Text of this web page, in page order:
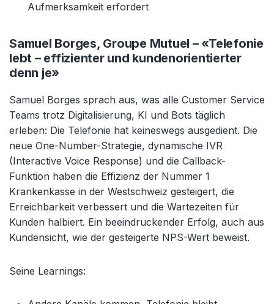
Aufmerksamkeit erfordert
Samuel Borges, Groupe Mutuel – «Telefonie
lebt – effizienter und kundenorientierter
denn je»
Samuel Borges sprach aus, was alle Customer Service
Teams trotz Digitalisierung, KI und Bots täglich
erleben: Die Telefonie hat keineswegs ausgedient. Die
neue One-Number-Strategie, dynamische IVR
(Interactive Voice Response) und die Callback-
Funktion haben die Effizienz der Nummer 1
Krankenkasse in der Westschweiz gesteigert, die
Erreichbarkeit verbessert und die Wartezeiten für
Kunden halbiert. Ein beeindruckender Erfolg, auch aus
Kundensicht, wie der gesteigerte NPS-Wert beweist.
Seine Learnings: